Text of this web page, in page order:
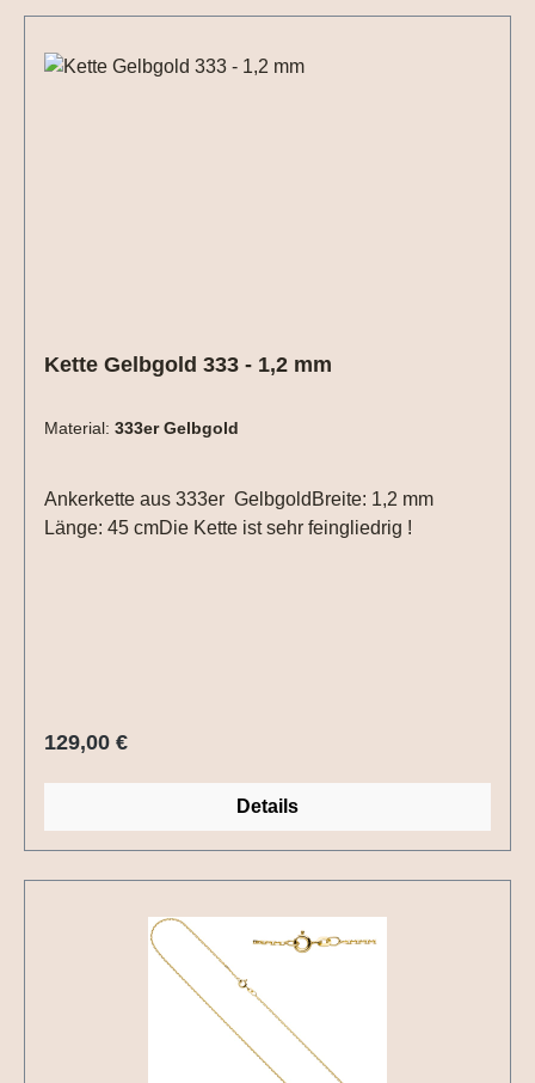
Kette Gelbgold 333 - 1,2 mm
Material: 333er Gelbgold
Ankerkette aus 333er GelbgoldBreite: 1,2 mm
Länge: 45 cmDie Kette ist sehr feingliedrig !
Regulärer Preis:
129,00 €
Details